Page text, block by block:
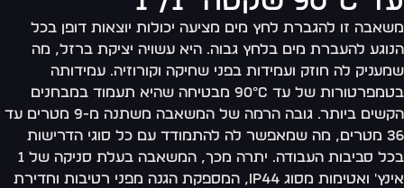
זו להגברת לחץ מים מציעה יכולות יוצאות דופן בכל
להעברת מים בלחץ גבוה. היא עשויה יציקת ברזל, מה
לה חוזק ועמידות בפני שחיקה וקורוזיה. עמידותה
בטמפרטורות של עד 90°C מבטיחה שהיא תעמוד במבחנים
הקשים ביותר. גובה הרמה של המשאבה משתנה מ-9 מטרים עד
36 מטרים, מה שמאפשר לה להתמודד עם כל סוגי הדרישות
בכל סביבות העבודה. יתרה מכך, המשאבה בעלת סניקה של 1
אינץ' ואטימות מסוג IP44, המספקת הגנה מפני רטיבות וחדירת